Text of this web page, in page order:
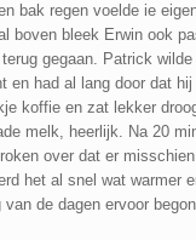
bak regen voelde ie
boven bleek Erwin ook
gegaan. Patrick wilde
en had al lang door dat
koffie en zat lekker
melk, heerlijk. Na 20
over dat er
het al snel wat warmer
de dagen ervoor